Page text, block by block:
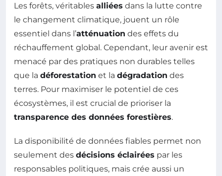
Les forêts, véritables alliées dans la lutte contre
le changement climatique, jouent un rôle
essentiel dans l’atténuation des effets du
réchauffement global. Cependant, leur avenir est
menacé par des pratiques non durables telles
que la déforestation et la dégradation des
terres. Pour maximiser le potentiel de ces
écosystèmes, il est crucial de prioriser la
transparence des données forestières.
La disponibilité de données fiables permet non
seulement des décisions éclairées par les
responsables politiques, mais crée aussi un